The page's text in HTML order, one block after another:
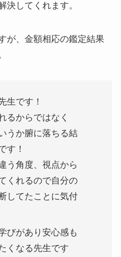
決してくれます。
が、金額相応の鑑定結果
生です！
るからではなく
うか腑に落ちる結
す！
う角度、視点から
くれるので自分の
してたことに気付
びがあり安心感も
くなる先生です